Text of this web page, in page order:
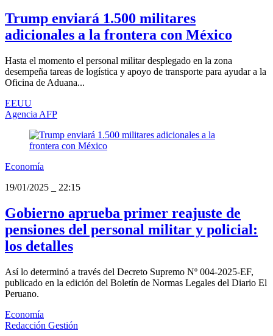
Trump enviará 1.500 militares
adicionales a la frontera con México
Hasta el momento el personal militar desplegado en la zona
desempeña tareas de logística y apoyo de transporte para ayudar a la
Oficina de Aduana...
EEUU
Agencia AFP
Economía
19/01/2025
22:15
Gobierno aprueba primer reajuste de
pensiones del personal militar y policial:
los detalles
Así lo determinó a través del Decreto Supremo Nº 004-2025-EF,
publicado en la edición del Boletín de Normas Legales del Diario El
Peruano.
Economía
Redacción Gestión